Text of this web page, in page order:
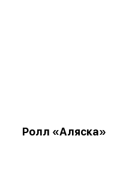
Ролл «Аляска»